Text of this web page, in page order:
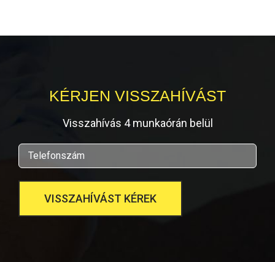
KÉRJEN VISSZAHÍVÁST
Visszahívás 4 munkaórán belül